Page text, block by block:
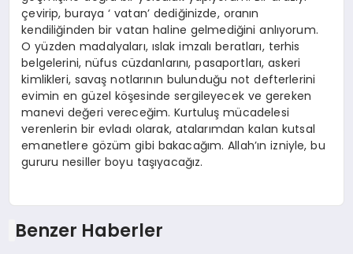
çevirip, buraya ‘ vatan’ dediğinizde, oranın
kendiliğinden bir vatan haline gelmediğini anlıyorum.
O yüzden madalyaları, ıslak imzalı beratları, terhis
belgelerini, nüfus cüzdanlarını, pasaportları, askeri
kimlikleri, savaş notlarının bulunduğu not defterlerini
evimin en güzel köşesinde sergileyecek ve gereken
manevi değeri vereceğim. Kurtuluş mücadelesi
verenlerin bir evladı olarak, atalarımdan kalan kutsal
emanetlere gözüm gibi bakacağım. Allah’ın izniyle, bu
gururu nesiller boyu taşıyacağız.
Benzer Haberler